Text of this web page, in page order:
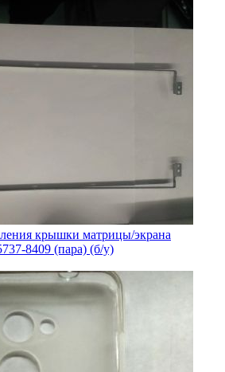
крышки матрицы/экрана
8409 (пара) (б/у)